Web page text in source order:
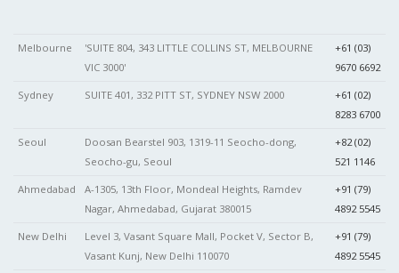
Melbourne
'SUITE 804, 343 LITTLE COLLINS ST, MELBOURNE
VIC 3000'
+61 (03)
9670 6692
Sydney SUITE 401, 332 PITT ST, SYDNEY NSW 2000
+61 (02)
8283 6700
Seoul
Doosan Bearstel 903, 1319-11 Seocho-dong,
Seocho-gu, Seoul
+82 (02)
521 1146
Ahmedabad
A-1305, 13th Floor, Mondeal Heights, Ramdev
Nagar, Ahmedabad, Gujarat 380015
+91 (79)
4892 5545
New Delhi
Level 3, Vasant Square Mall, Pocket V, Sector B,
Vasant Kunj, New Delhi 110070
+91 (79)
4892 5545